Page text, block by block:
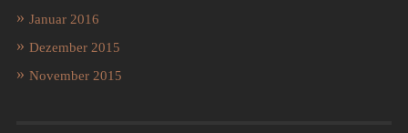
Januar 2016
Dezember 2015
November 2015